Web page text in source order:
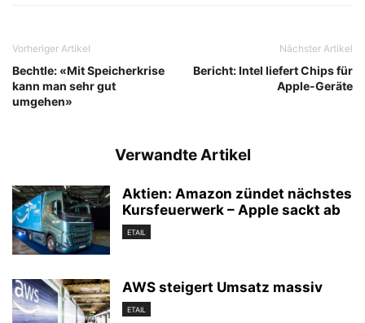
Vorheriger Artikel
Bechtle: «Mit Speicherkrise
kann man sehr gut
umgehen»
Nächster Artikel
Bericht: Intel liefert Chips für
Apple-Geräte
Verwandte Artikel
Aktien: Amazon zündet nächstes
Kursfeuerwerk – Apple sackt ab
ETAIL
AWS steigert Umsatz massiv
ETAIL